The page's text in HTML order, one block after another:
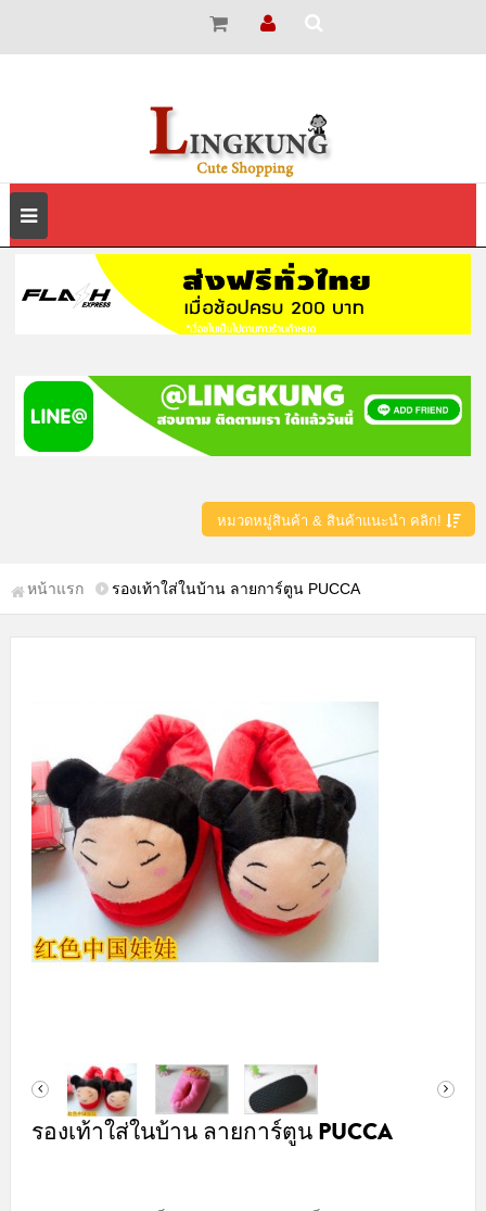
หมวดหมู่สินค้า & สินค้าแนะนำ คลิก!
หน้าแรก รองเท้าใส่ในบ้าน ลายการ์ตูน PUCCA
รองเท้าใส่ในบ้าน ลายการ์ตูน PUCCA